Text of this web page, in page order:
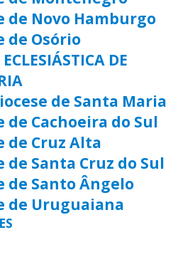
de Novo Hamburgo
de Osório
DE
de Santa Maria
de Cachoeira do Sul
de Cruz Alta
de Santa Cruz do Sul
de Santo Ângelo
de Uruguaiana